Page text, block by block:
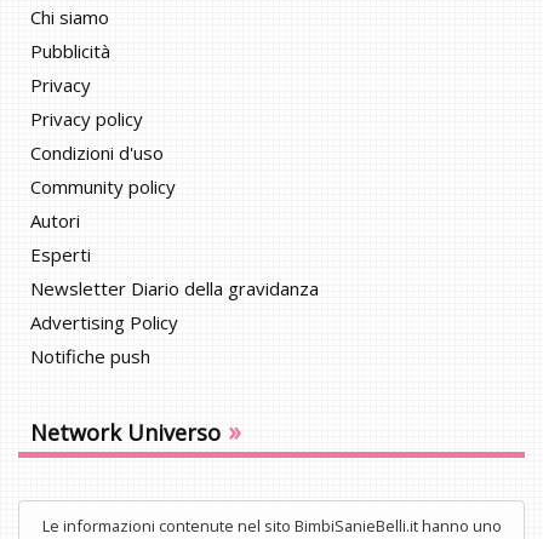
Chi siamo
Pubblicità
Privacy
Privacy policy
Condizioni d'uso
Community policy
Autori
Esperti
Newsletter Diario della gravidanza
Advertising Policy
Notifiche push
Network Universo »
Le informazioni contenute nel sito BimbiSanieBelli.it hanno uno